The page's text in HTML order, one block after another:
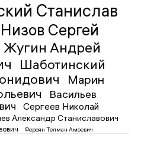
Станислав
Низов Сергей
Жугин Андрей
Шаботинский
Марин
Васильев
Сергеев Николай
Александр Станиславович
Фероян Телман Амоевич